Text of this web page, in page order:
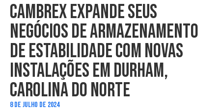
CAMBREX EXPANDE SEUS
NEGÓCIOS DE ARMAZENAMENTO
DE ESTABILIDADE COM NOVAS
INSTALAÇÕES EM DURHAM,
CAROLINA DO NORTE
8 DE JULHO DE 2024